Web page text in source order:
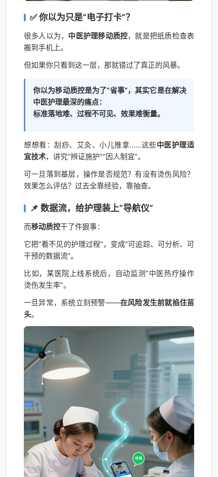
✅ 你以为只是“电子打卡”？
很多人以为， 中医护理移动质控，就是把纸质检查表
搬到手机上。
但如果你只看到这一层，那就错过了真正的风暴。
你以为移动质控是为了“省事”，其实它是在解决
中医护理最深的痛点：
标准落地难、过程不可见、效果难衡量。
想想看：刮痧、艾灸、小儿推拿……这些中医护理适
宜技术，讲究“辨证施护”“因人制宜”。
可一旦落到基层，操作是否规范？有没有烫伤风险？
效果怎么评估？过去全靠经验，靠抽查。
📌 数据流，给护理装上“导航仪”
而移动质控干了件狠事：
它把“看不见的护理过程”，变成“可追踪、可分析、可
干预的数据流”。
比如，某医院上线系统后，自动监测“中医热疗操作
烫伤发生率”。
一旦异常，系统立刻预警——在风险发生前就掐住苗
头。